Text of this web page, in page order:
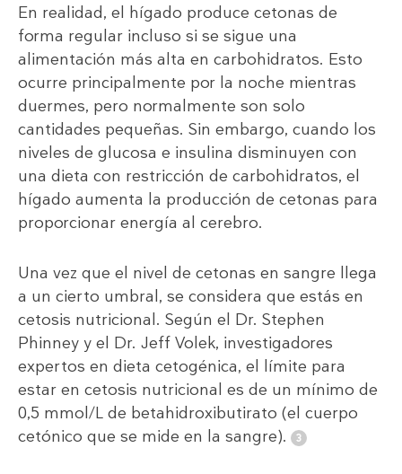
En realidad, el hígado produce cetonas de
forma regular incluso si se sigue una
alimentación más alta en carbohidratos. Esto
ocurre principalmente por la noche mientras
duermes, pero normalmente son solo
cantidades pequeñas. Sin embargo, cuando los
niveles de glucosa e insulina disminuyen con
una dieta con restricción de carbohidratos, el
hígado aumenta la producción de cetonas para
proporcionar energía al cerebro.
Una vez que el nivel de cetonas en sangre llega
a un cierto umbral, se considera que estás en
cetosis nutricional. Según el Dr. Stephen
Phinney y el Dr. Jeff Volek, investigadores
expertos en dieta cetogénica, el límite para
estar en cetosis nutricional es de un mínimo de
0,5 mmol/L de betahidroxibutirato (el cuerpo
cetónico que se mide en la sangre).